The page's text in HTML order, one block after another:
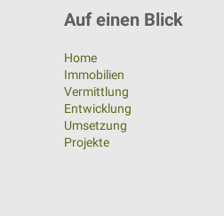
Auf einen Blick
Home
Immobilien
Vermittlung
Entwicklung
Umsetzung
Projekte